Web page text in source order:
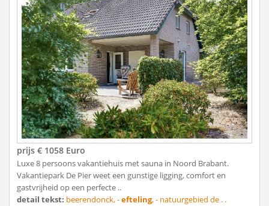
prijs € 1058 Euro
Luxe 8 persoons vakantiehuis met sauna in Noord Brabant.
Vakantiepark De Pier weet een gunstige ligging, comfort en
gastvrijheid op een perfecte ..
detail tekst: beerendonck, -efteling, - natuurgebied de . .